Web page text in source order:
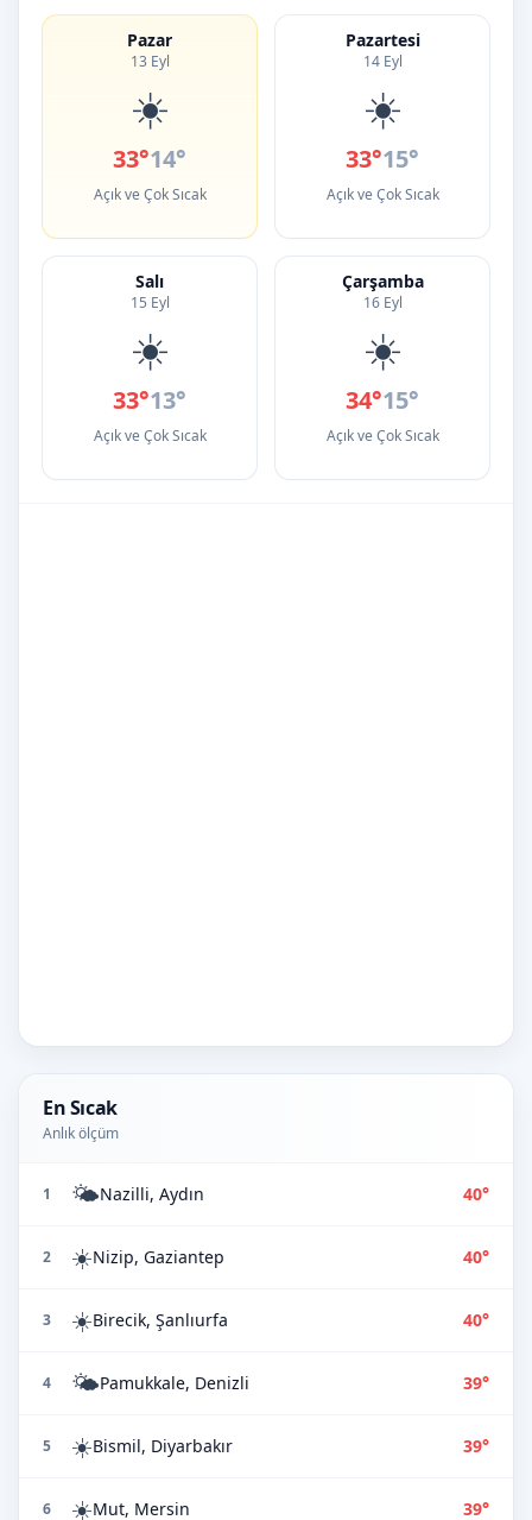
Pazar
13 Eyl
☀️
33°14°
Açık ve Çok Sıcak
Pazartesi
14 Eyl
☀️
33°15°
Açık ve Çok Sıcak
Salı
15 Eyl
☀️
33°13°
Açık ve Çok Sıcak
Çarşamba
16 Eyl
☀️
34°15°
Açık ve Çok Sıcak
En Sıcak
Anlık ölçüm
1 🌤️Nazilli, Aydın 40°
2 ☀️Nizip, Gaziantep 40°
3 ☀️Birecik, Şanlıurfa 40°
4 🌤️Pamukkale, Denizli 39°
5 ☀️Bismil, Diyarbakır 39°
6 ☀️Mut, Mersin 39°